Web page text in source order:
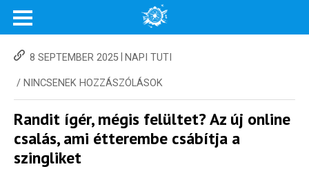
8 SEPTEMBER 2025 NAPI TUTI
/ NINCSENEK HOZZÁSZÓLÁSOK
Randit ígér, mégis felültet? Az új online
csalás, ami étterembe csábítja a
szingliket